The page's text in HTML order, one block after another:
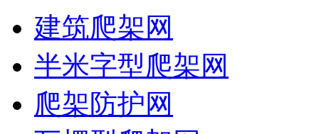
建筑爬架网
半米字型爬架网
爬架防护网